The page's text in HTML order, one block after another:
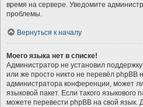
время на сервере. Уведомите
проблемы.
Вернуться к началу
Моего языка нет в списке!
Администратор не установил
или же просто никто не перевёл phpBB
администратора конференции, может
языковой пакет. Если такого языкового
можете перевести phpBB на свой